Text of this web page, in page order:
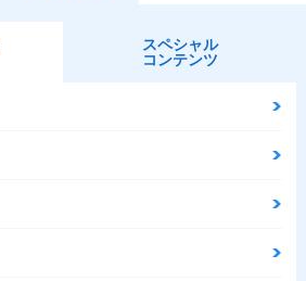
スペシャル
コンテンツ